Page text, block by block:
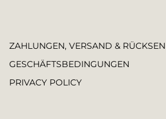
ZAHLUNGEN, VERSAND &
GESCHÄFTSBEDINGUNGEN
PRIVACY POLICY